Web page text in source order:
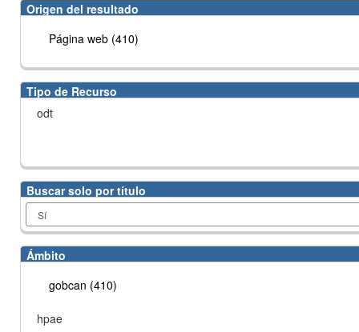
Origen del resultado
Página web (410)
Tipo de Recurso
odt
Buscar solo por título
Ámbito
gobcan (410)
hpae